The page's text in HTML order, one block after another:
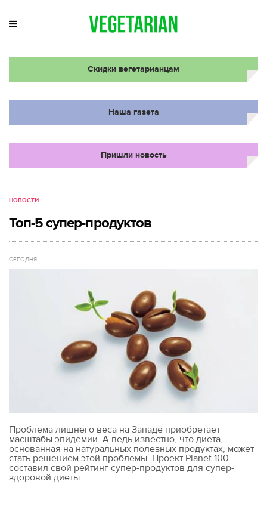
Скидки вегетарианцам
Наша газета
Пришли новость
НОВОСТИ
Топ-5 супер-продуктов
СЕГОДНЯ
Проблема лишнего веса на Западе приобретает
масштабы эпидемии. А ведь известно, что диета,
основанная на натуральных полезных продуктах, может
стать решением этой проблемы. Проект Planet 100
составил свой рейтинг супер-продуктов для супер-
здоровой диеты.